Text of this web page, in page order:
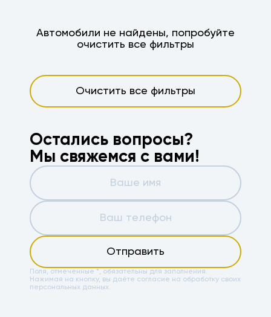
Автомобили не найдены, попробуйте
очистить все фильтры
Очистить все фильтры
Остались вопросы?
Мы свяжемся с вами!
Отправить
Поля, отмеченные *, обязательны для заполнения.
Нажимая на кнопку, вы даёте согласие на обработку своих
персональных данных.